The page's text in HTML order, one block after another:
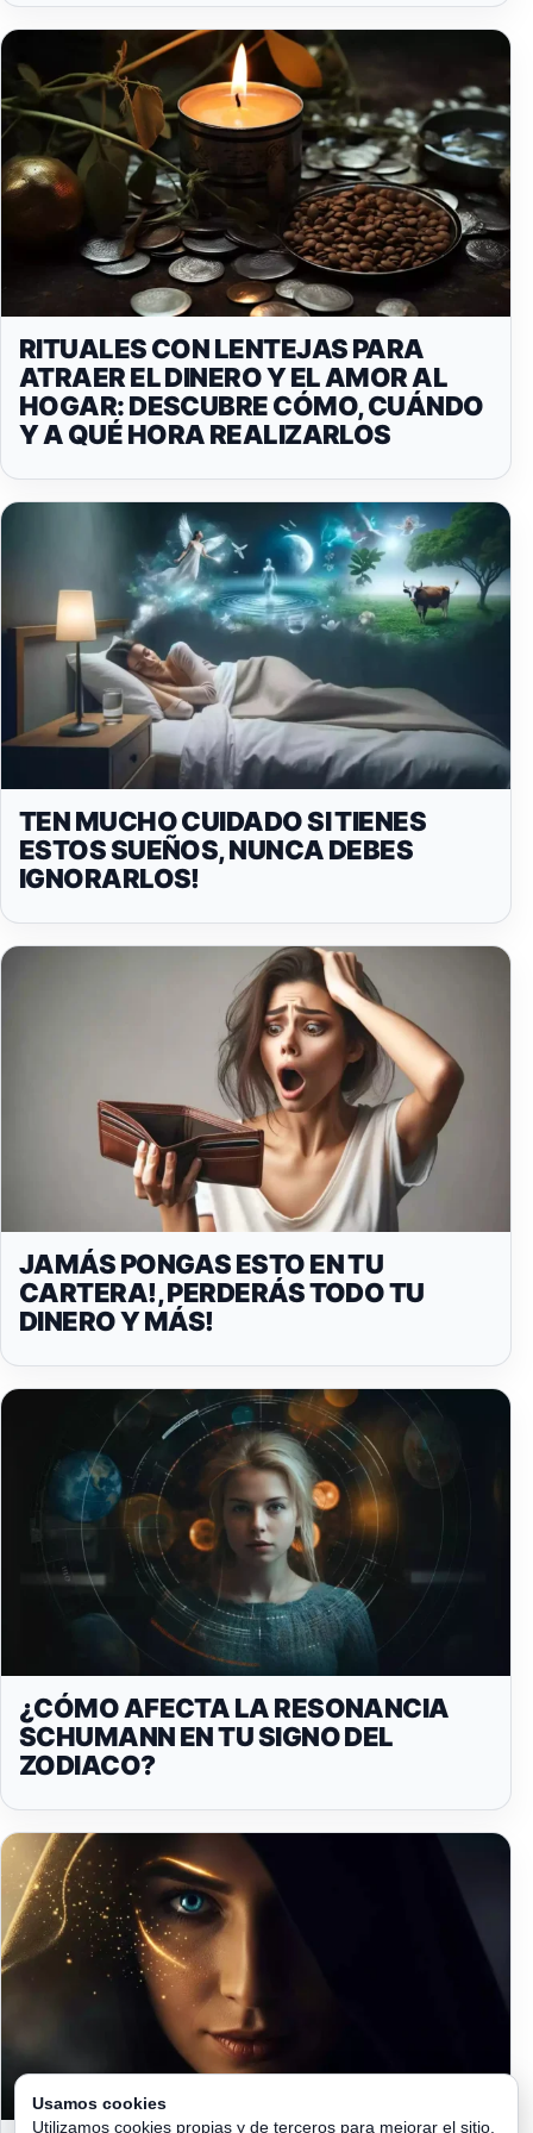
RITUALES CON LENTEJAS PARA
ATRAER EL DINERO Y EL AMOR AL
HOGAR: DESCUBRE CÓMO, CUÁNDO
Y A QUÉ HORA REALIZARLOS
TEN MUCHO CUIDADO SI TIENES
ESTOS SUEÑOS, NUNCA DEBES
IGNORARLOS!
JAMÁS PONGAS ESTO EN TU
CARTERA!, PERDERÁS TODO TU
DINERO Y MÁS!
¿CÓMO AFECTA LA RESONANCIA
SCHUMANN EN TU SIGNO DEL
ZODIACO?
Usamos cookies
Utilizamos cookies propias y de terceros para mejorar el sitio,